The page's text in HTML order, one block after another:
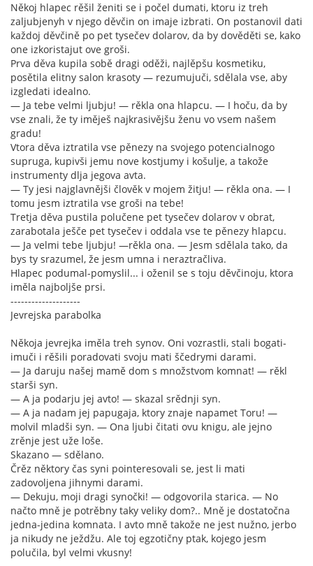
Někoj hlapec rěšil ženiti se i počel dumati, ktoru iz treh
zaljubjenyh v njego děvčin on imaje izbrati. On postanovil dati
každoj děvčině po pet tysečev dolarov, da by dověděti se, kako
one izkoristajut ove groši.
Prva děva kupila sobě dragi oděži, najlěpšu kosmetiku,
posětila elitny salon krasoty — rezumujuči, sdělala vse, aby
izgledati idealno.
— Ja tebe velmi ljubju! — rěkla ona hlapcu. — I hoču, da by
vse znali, že ty iměješ najkrasivějšu ženu vo vsem našem
gradu!
Vtora děva iztratila vse pěnezy na svojego potencialnogo
supruga, kupivši jemu nove kostjumy i košulje, a takože
instrumenty dlja jegova avta.
— Ty jesi najglavnějši člověk v mojem žitju! — rěkla ona. — I
tomu jesm iztratila vse groši na tebe!
Tretja děva pustila polučene pet tysečev dolarov v obrat,
zarabotala ješče pet tysečev i oddala vse te pěnezy hlapcu.
— Ja velmi tebe ljubju! —rěkla ona. — Jesm sdělala tako, da
bys ty srazumel, že jesm umna i neraztračliva.
Hlapec podumal-pomyslil... i oženil se s toju děvčinoju, ktora
iměla najboljše prsi.
--------------------
Jevrejska parabolka
Někoja jevrejka iměla treh synov. Oni vozrastli, stali bogati-
imuči i rěšili poradovati svoju mati ščedrymi darami.
— Ja daruju našej mamě dom s množstvom komnat! — rěkl
starši syn.
— A ja podarju jej avto! — skazal srědnji syn.
— A ja nadam jej papugaja, ktory znaje napamet Toru! —
molvil mladši syn. — Ona ljubi čitati ovu knigu, ale jejno
zrěnje jest uže loše.
Skazano — sdělano.
Črěz něktory čas syni pointeresovali se, jest li mati
zadovoljena jihnymi darami.
— Dekuju, moji dragi synočki! — odgovorila starica. — No
načto mně je potrěbny taky veliky dom?.. Mně je dostatočna
jedna-jedina komnata. I avto mně takože ne jest nužno, jerbo
ja nikudy ne ježdžu. Ale toj egzotičny ptak, kojego jesm
polučila, byl velmi vkusny!